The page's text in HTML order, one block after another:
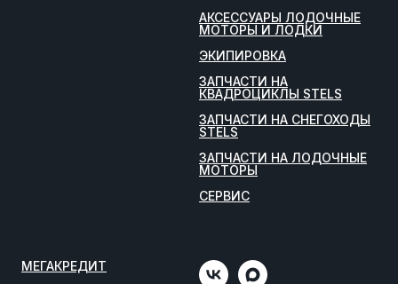
АКСЕССУАРЫ ЛОДОЧНЫЕ
МОТОРЫ И ЛОДКИ
ЭКИПИРОВКА
ЗАПЧАСТИ НА
КВАДРОЦИКЛЫ STELS
ЗАПЧАСТИ НА СНЕГОХОДЫ
STELS
ЗАПЧАСТИ НА ЛОДОЧНЫЕ
МОТОРЫ
СЕРВИС
МЕГАКРЕДИТ